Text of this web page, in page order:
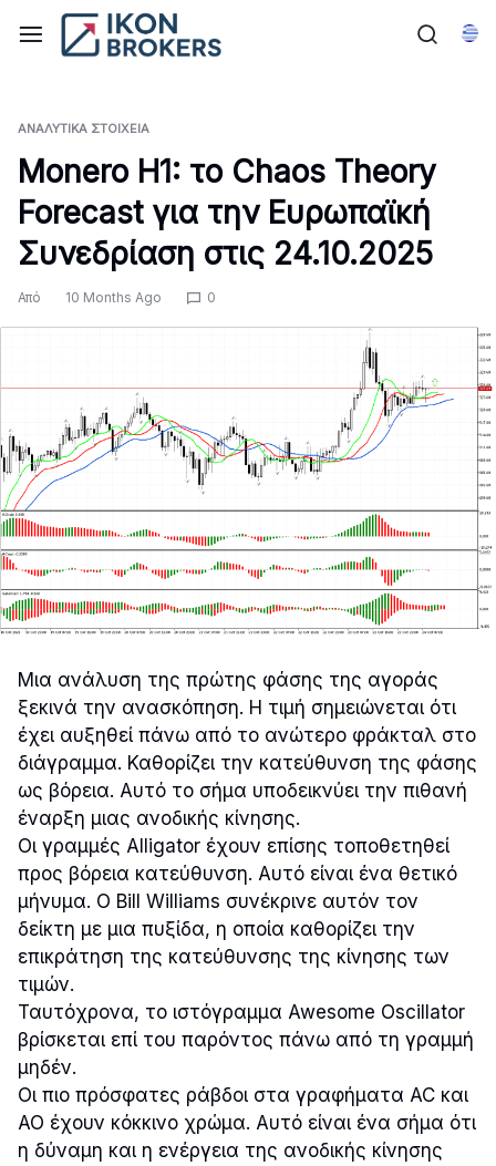
Μετάβαση
στο
ΑΝΑΛΥΤΙΚΆ ΣΤΟΙΧΕΊΑ
Monero H1: το Chaos Theory
Forecast για την Ευρωπαϊκή
Συνεδρίαση στις 24.10.2025
Από 10 Months Ago 0
Μια ανάλυση της πρώτης φάσης της αγοράς
ξεκινά την ανασκόπηση. Η τιμή σημειώνεται ότι
έχει αυξηθεί πάνω από το ανώτερο φράκταλ στο
διάγραμμα. Καθορίζει την κατεύθυνση της φάσης
ως βόρεια. Αυτό το σήμα υποδεικνύει την πιθανή
έναρξη μιας ανοδικής κίνησης.
Οι γραμμές Alligator έχουν επίσης τοποθετηθεί
προς βόρεια κατεύθυνση. Αυτό είναι ένα θετικό
μήνυμα. Ο Bill Williams συνέκρινε αυτόν τον
δείκτη με μια πυξίδα, η οποία καθορίζει την
επικράτηση της κατεύθυνσης της κίνησης των
τιμών.
Ταυτόχρονα, το ιστόγραμμα Awesome Oscillator
βρίσκεται επί του παρόντος πάνω από τη γραμμή
μηδέν.
Οι πιο πρόσφατες ράβδοι στα γραφήματα AC και
AO έχουν κόκκινο χρώμα. Αυτό είναι ένα σήμα ότι
η δύναμη και η ενέργεια της ανοδικής κίνησης